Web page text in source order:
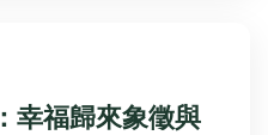
幸福歸來象徵與